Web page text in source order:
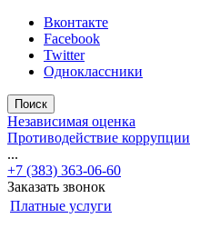
Вконтакте
Facebook
Twitter
Одноклассники
Поиск
Независимая оценка
Противодействие коррупции
...
+7 (383) 363-06-60
Заказать звонок
Платные услуги